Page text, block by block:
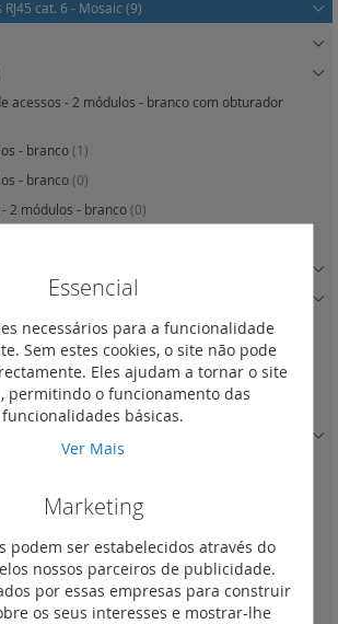
cat. 6 - Mosaic (9)
acessos - 2 módulos - branco com obturador
- branco(1)
- branco(0)
- 2 módulos - branco(0)
acessos - 2 módulos - branco com obturador
- branco(0)
- 2 módulos - branco(0)
- UTP(0)
- FTP
4 módulos - branco(1)
Essencial
necessários para a funcionalidade
Sem estes cookies, o site não pode
Eles ajudam a tornar o site
permitindo o funcionamento das
funcionalidades básicas.
Ver Mais
Marketing
podem ser estabelecidos através do
nossos parceiros de publicidade.
por essas empresas para construir
os seus interesses e mostrar-lhe